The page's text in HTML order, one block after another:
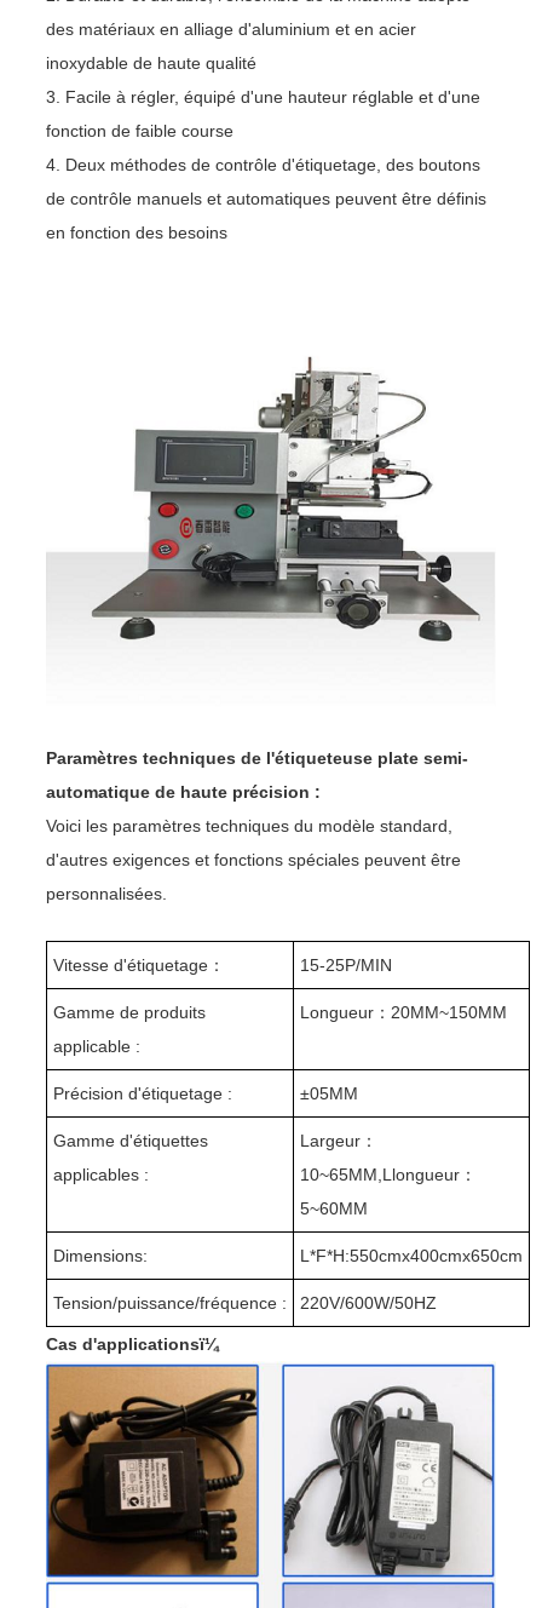
des matériaux en alliage d'aluminium et en acier
inoxydable de haute qualité
3. Facile à régler, équipé d'une hauteur réglable et d'une
fonction de faible course
4. Deux méthodes de contrôle d'étiquetage, des boutons
de contrôle manuels et automatiques peuvent être définis
en fonction des besoins
Paramètres techniques de l'étiqueteuse plate semi-
automatique de haute précision :
Voici les paramètres techniques du modèle standard,
d'autres exigences et fonctions spéciales peuvent être
personnalisées.
Vitesse d'étiquetage： 15-25P/MIN
Gamme de produits
applicable :
Longueur： 20MM~150MM
Précision d'étiquetage : ±05MM
Gamme d'étiquettes
applicables :
Largeur：
10~65MM, L longueur：
5~60MM
Dimensions: L *F*H:550cmx400cmx650cm
Tension/puissance/fréquence : 220V/600W/50HZ
Cas d'applicationsï¼